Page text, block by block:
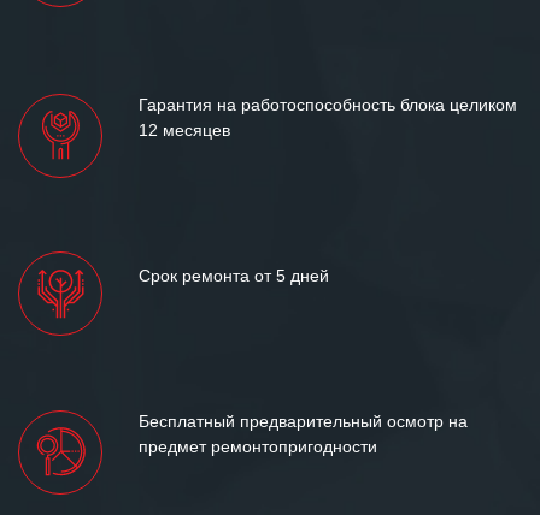
Гарантия на работоспособность блока целиком
12 месяцев
Срок ремонта от 5 дней
Бесплатный предварительный осмотр на
предмет ремонтопригодности